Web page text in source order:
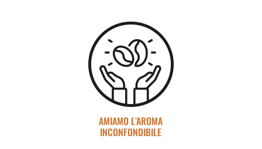
AMIAMO L’AROMA
INCONFONDIBILE